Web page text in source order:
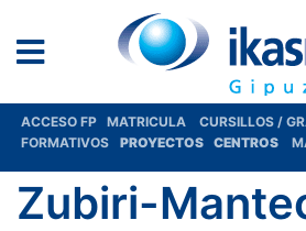
ACCESO FP MATRICULA CURSILLOS /
FORMATIVOS
PROYECTOS CENTROS
Zubiri-